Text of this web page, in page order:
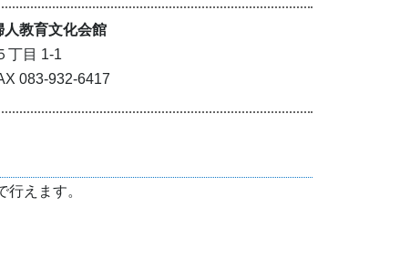
人教育文化会館
目 1-1
083-932-6417
えます。